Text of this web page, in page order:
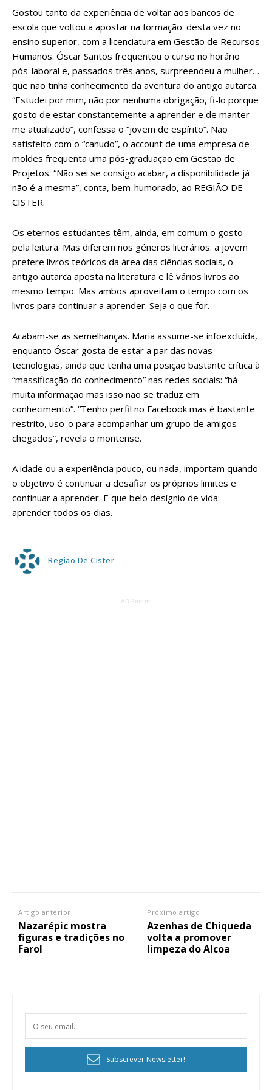
digitais.
Escolha o plano de assinatura desejado:
IMPRESSA
32€
12 meses
Gostou tanto da experiência de voltar aos bancos de
escola que voltou a apostar na formação: desta vez no
ensino superior, com a licenciatura em Gestão de Recursos
Humanos. Óscar Santos frequentou o curso no horário
pós-laboral e, passados três anos, surpreendeu a mulher…
que não tinha conhecimento da aventura do antigo autarca.
“Estudei por mim, não por nenhuma obrigação, fi-lo porque
gosto de estar constantemente a aprender e de manter-
me atualizado”, confessa o “jovem de espírito”. Não
satisfeito com o “canudo”, o account de uma empresa de
moldes frequenta uma pós-graduação em Gestão de
Projetos. “Não sei se consigo acabar, a disponibilidade já
não é a mesma”, conta, bem-humorado, ao REGIÃO DE
CISTER.
Os eternos estudantes têm, ainda, em comum o gosto
pela leitura. Mas diferem nos géneros literários: a jovem
prefere livros teóricos da área das ciências sociais, o
antigo autarca aposta na literatura e lê vários livros ao
mesmo tempo. Mas ambos aproveitam o tempo com os
livros para continuar a aprender. Seja o que for.
Acabam-se as semelhanças. Maria assume-se infoexcluída,
enquanto Óscar gosta de estar a par das novas
tecnologias, ainda que tenha uma posição bastante crítica à
“massificação do conhecimento” nas redes sociais: “há
muita informação mas isso não se traduz em
conhecimento”. “Tenho perfil no Facebook mas é bastante
restrito, uso-o para acompanhar um grupo de amigos
chegados”, revela o montense.
A idade ou a experiência pouco, ou nada, importam quando
o objetivo é continuar a desafiar os próprios limites e
continuar a aprender. E que belo desígnio de vida:
aprender todos os dias.
Região De Cister
AD Footer
Artigo anterior
Nazarépic mostra
figuras e tradições no
Farol
Próximo artigo
Azenhas de Chiqueda
volta a promover
limpeza do Alcoa
Subscrever Newsletter!